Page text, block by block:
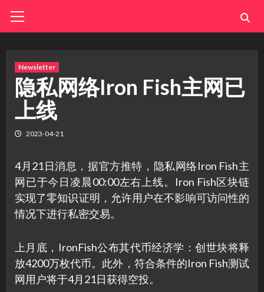
Menu
Newsletter
隐私网络Iron Fish主网已
上线
2023-04-21
4月21日消息，据官方推特，隐私网络Iron Fish主
网已于今日凌晨00:00左右上线。Iron Fish区块链
实现了零知识证明，允许用户在不影响可访问性的
情况下进行私密交易。
上月底，IronFish公布其代币经济学：创世块将释
放4200万枚代币。此外，符合条件的Iron Fish测试
网用户将于4月21日获得空投。